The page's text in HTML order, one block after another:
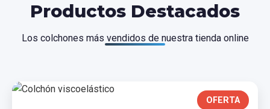
Productos Destacados
Los colchones más vendidos de nuestra tienda online
OFERTA